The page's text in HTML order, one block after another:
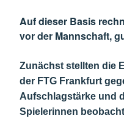
Auf dieser Basis
vor der Mannschaft,
Zunächst stellten die
der FTG Frankfurt
Aufschlagstärke und
Spielerinnen